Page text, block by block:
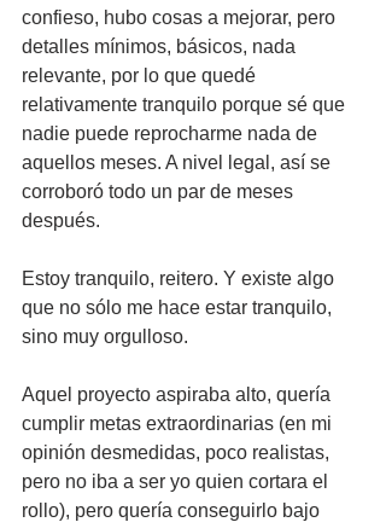
confieso, hubo cosas a mejorar, pero
detalles mínimos, básicos, nada
relevante, por lo que quedé
relativamente tranquilo porque sé que
nadie puede reprocharme nada de
aquellos meses. A nivel legal, así se
corroboró todo un par de meses
después.
Estoy tranquilo, reitero. Y existe algo
que no sólo me hace estar tranquilo,
sino muy orgulloso.
Aquel proyecto aspiraba alto, quería
cumplir metas extraordinarias (en mi
opinión desmedidas, poco realistas,
pero no iba a ser yo quien cortara el
rollo), pero quería conseguirlo bajo